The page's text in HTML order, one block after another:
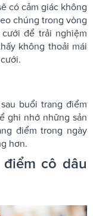
có cảm giác không
chúng trong vòng
để trải nghiệm
không thoải mái
buổi trang điểm
ghi nhớ những sản
điểm trong ngày
hơn.
cô dâu